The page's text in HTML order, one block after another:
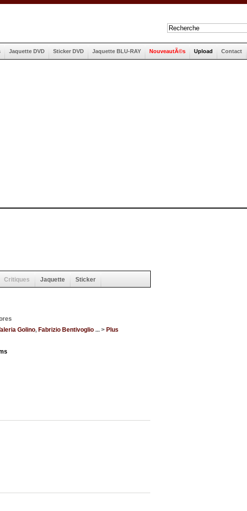
Jaquette DVD Sticker DVD Jaquette BLU-RAY NouveautÃ©s Upload Contact
Critiques Jaquette Sticker
Golino, Fabrizio Bentivoglio ... > Plus